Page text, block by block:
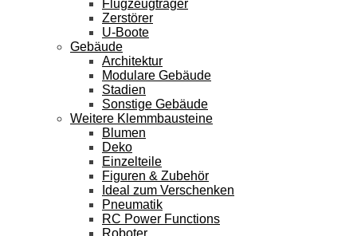
Flugzeugträger
Zerstörer
U-Boote
Gebäude
Architektur
Modulare Gebäude
Stadien
Sonstige Gebäude
Weitere Klemmbausteine
Blumen
Deko
Einzelteile
Figuren & Zubehör
Ideal zum Verschenken
Pneumatik
RC Power Functions
Roboter